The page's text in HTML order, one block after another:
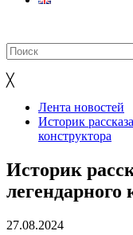
╳
Лента новостей
Историк
конструктора
Историк
легендарного
27.08.2024